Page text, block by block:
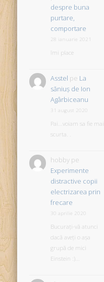
despre buna
purtare,
comportare
28 ianuarie 2021
îmi place
Asstel pe La
săniuş de Ion
Agârbiceanu
31 august 2020
Pai...voiam sa fie mai
scurta. .
hobby pe
Experimente
distractive copii
electrizarea prin
frecare
30 aprilie 2020
Bucurați-vă atunci
dacă aveți o așa
grupă de mici
Einstein :)...